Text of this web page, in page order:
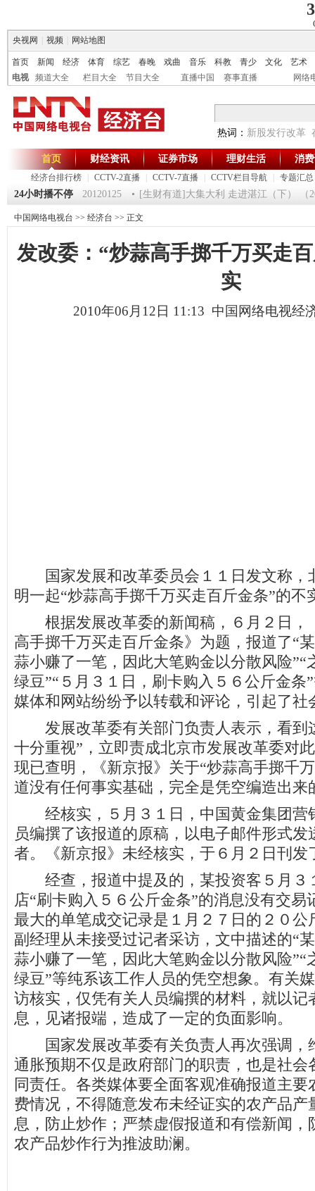
央视网
视频 网站地图
首页 新闻 经济 体育 综艺 春晚 戏曲 音乐 科教 青少 文化
艺术
电视
频道大全 栏目大全 节目大全 直播中国 赛事直播 网络
热词： 新股发行改革
首页
经济台排行榜 CCTV-2直播 CCTV-7直播 CCTV栏目导航 专题汇总
财经资讯 证券市场 理财生活 消
24小时播不停
《第一时间》 20120125 [生财有道]大集大利 走进湛江（下） （
中国网络电视台 >> 经济台 >> 正文
发改委：“炒蒜高手掷千万买走
实
2010年06月12日 11:13 中国网络电视经
国家发展和改革委员会１１日发文称，
明一起“炒蒜高手掷千万买走百斤金条”的不
根据发展改革委的新闻稿，６月２日，
高手掷千万买走百斤金条》为题，报道了“
蒜小赚了一笔，因此大笔购金以分散风险”“
绿豆”“５月３１日，刷卡购入５６公斤金条
媒体和网站纷纷予以转载和评论，引起了社
发展改革委有关部门负责人表示，看到
十分重视”，立即责成北京市发展改革委对
现已查明，《新京报》关于“炒蒜高手掷千
道没有任何事实基础，完全是凭空编造出来
经核实，５月３１日，中国黄金集团营
员编撰了该报道的原稿，以电子邮件形式
者。《新京报》未经核实，于６月２日刊发
经查，报道中提及的，某投资客５月３
店“刷卡购入５６公斤金条”的消息没有交易
最大的单笔成交记录是１月２７日的２０公
副经理从未接受过记者采访，文中描述的“
蒜小赚了一笔，因此大笔购金以分散风险”“
绿豆”等纯系该工作人员的凭空想象。有关
访核实，仅凭有关人员编撰的材料，就以记
息，见诸报端，造成了一定的负面影响。
国家发展改革委有关负责人再次强调，
通胀预期不仅是政府部门的职责，也是社会
同责任。各类媒体要全面客观准确报道主要
费情况，不得随意发布未经证实的农产品产
息，防止炒作；严禁虚假报道和有偿新闻，
农产品炒作行为推波助澜。